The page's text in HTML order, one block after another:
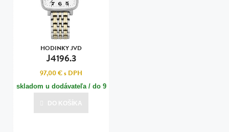
HODINKY JVD
J4196.3
97,00 €s DPH
skladom u dodávateľa / do 9
dní
Posledná aktualizácia dnes o 20:00
DO KOŠÍKA